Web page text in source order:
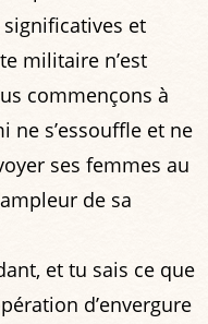
significatives et
militaire n’est
commençons à
ne s’essouffle et ne
ses femmes au
de sa
et tu sais ce que
d’envergure